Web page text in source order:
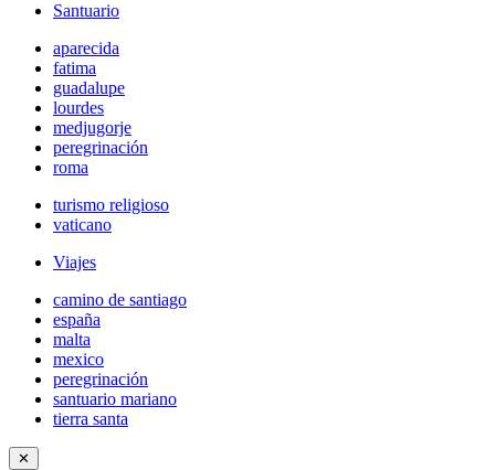
Santuario
aparecida
fatima
guadalupe
lourdes
medjugorje
peregrinación
roma
turismo religioso
vaticano
Viajes
camino de santiago
españa
malta
mexico
peregrinación
santuario mariano
tierra santa
✕